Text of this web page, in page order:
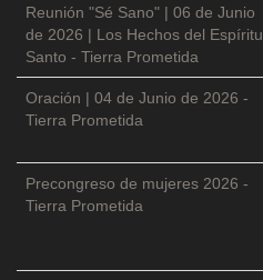
Reunión "Sé Sano" | 06 de Junio
de 2026 | Los Hechos del Espíritu
Santo - Tierra Prometida
Oración | 04 de Junio de 2026 -
Tierra Prometida
Precongreso de mujeres 2026 -
Tierra Prometida